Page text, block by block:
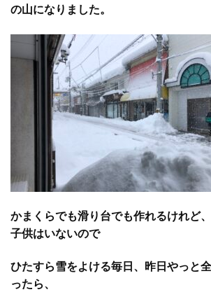
の山になりました。
かまくらでも滑り台でも作れるけれど
子供はいないので
ひたすら雪をよける毎日、昨日やっと
ったら、